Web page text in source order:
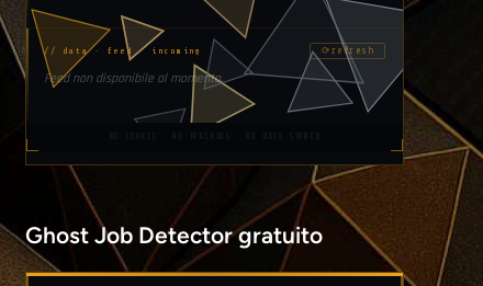
// data · feed · incoming ⟳ refresh
Feed non disponibile al momento.
Ghost Job Detector gratuito